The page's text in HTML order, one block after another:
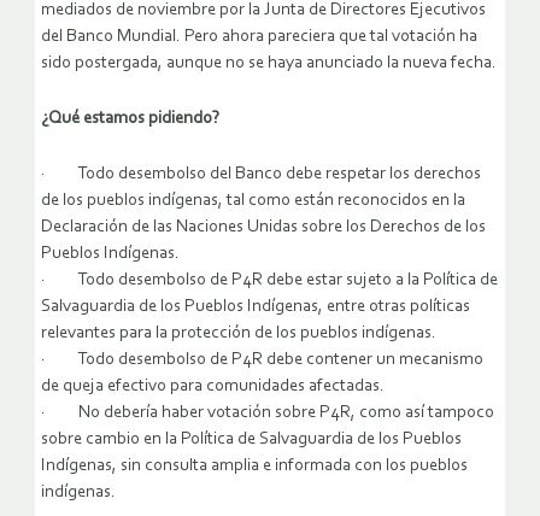
mediados de noviembre por la Junta de Directores Ejecutivos
del Banco Mundial. Pero ahora pareciera que tal votación ha
sido postergada, aunque no se haya anunciado la nueva fecha.
¿Qué estamos pidiendo?
· Todo desembolso del Banco debe respetar los derechos
de los pueblos indígenas, tal como están reconocidos en la
Declaración de las Naciones Unidas sobre los Derechos de los
Pueblos Indígenas.
· Todo desembolso de P4R debe estar sujeto a la Política de
Salvaguardia de los Pueblos Indígenas, entre otras políticas
relevantes para la protección de los pueblos indígenas.
· Todo desembolso de P4R debe contener un mecanismo
de queja efectivo para comunidades afectadas.
· No debería haber votación sobre P4R, como así tampoco
sobre cambio en la Política de Salvaguardia de los Pueblos
Indígenas, sin consulta amplia e informada con los pueblos
indígenas.